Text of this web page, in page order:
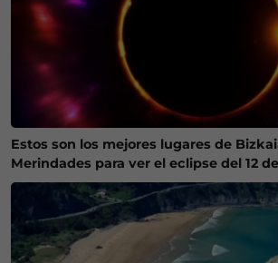
Estos son los mejores lugares de
Merindades para ver el eclipse del 12